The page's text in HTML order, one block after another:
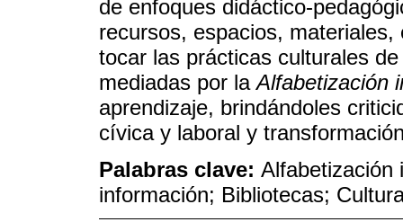
de enfoques didáctico-
recursos, espacios,
tocar las prácticas culturales
mediadas por laAlfabetización
aprendizaje, brindándoles
cívica y laboral y
Palabras clave: Alfabetización
información; Bibliotecas;